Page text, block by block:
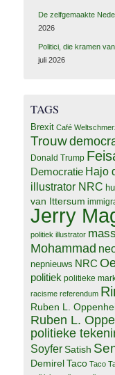
De zelfgemaakte
2026
Politici, die kramen
juli 2026
TAGS
Brexit Café
Trouw
Donald Trump
Democratie Hajo
illustrator NRC
van Ittersum
Jerry
politiek illustrator
Mohammad
nepnieuws NRC
politiek politieke
racisme referendum
Ruben L.
Ruben L.
politieke
Soyfer Satish
DemirelTaco Taco